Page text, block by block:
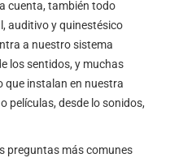
cuenta, también todo
auditivo y quinestésico
a nuestro sistema
los sentidos, y muchas
que instalan en nuestra
películas, desde lo sonidos,
preguntas más comunes